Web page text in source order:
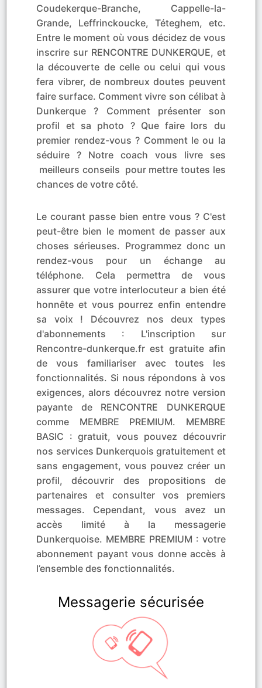
Coudekerque-Branche, Cappelle-la-
Grande, Leffrinckoucke, Téteghem, etc.
Entre le moment où vous décidez de vous
inscrire sur RENCONTRE DUNKERQUE, et
la découverte de celle ou celui qui vous
fera vibrer, de nombreux doutes peuvent
faire surface. Comment vivre son célibat à
Dunkerque ? Comment présenter son
profil et sa photo ? Que faire lors du
premier rendez-vous ? Comment le ou la
séduire ? Notre coach vous livre ses
meilleurs conseils pour mettre toutes les
chances de votre côté.
Le courant passe bien entre vous ? C'est
peut-être bien le moment de passer aux
choses sérieuses. Programmez donc un
rendez-vous pour un échange au
téléphone. Cela permettra de vous
assurer que votre interlocuteur a bien été
honnête et vous pourrez enfin entendre
sa voix ! Découvrez nos deux types
d'abonnements : L'inscription sur
Rencontre-dunkerque.fr est gratuite afin
de vous familiariser avec toutes les
fonctionnalités. Si nous répondons à vos
exigences, alors découvrez notre version
payante de RENCONTRE DUNKERQUE
comme MEMBRE PREMIUM. MEMBRE
BASIC : gratuit, vous pouvez découvrir
nos services Dunkerquois gratuitement et
sans engagement, vous pouvez créer un
profil, découvrir des propositions de
partenaires et consulter vos premiers
messages. Cependant, vous avez un
accès limité à la messagerie
Dunkerquoise. MEMBRE PREMIUM : votre
abonnement payant vous donne accès à
l’ensemble des fonctionnalités.
Messagerie sécurisée